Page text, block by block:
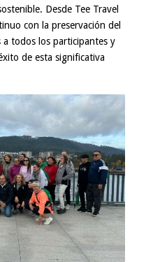
Desde Tee Travel
con la preservación del
a todos los participantes y
de esta significativa